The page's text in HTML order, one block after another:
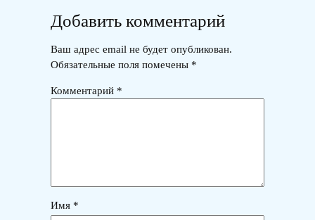
Добавить комментарий
Ваш адрес email не будет опубликован.
Обязательные поля помечены *
Комментарий *
Имя *